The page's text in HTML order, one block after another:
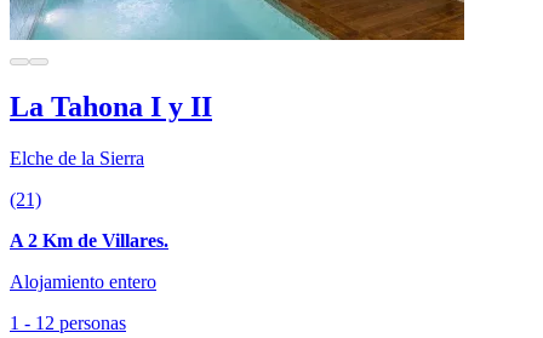
La Tahona I y II
Elche de la Sierra
(21)
A 2 Km de Villares.
Alojamiento entero
1 - 12 personas